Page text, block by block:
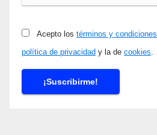
Acepto los términos y condiciones
política de privacidad y la de cookies.